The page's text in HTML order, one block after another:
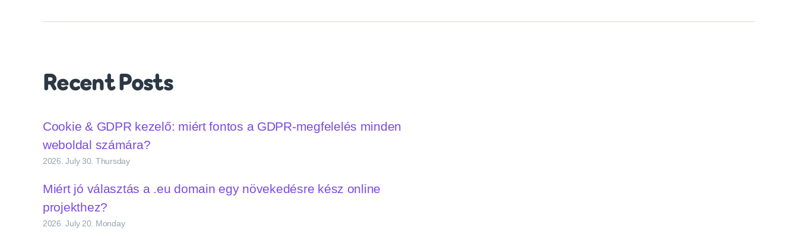
Recent Posts
Cookie & GDPR kezelő: miért fontos a GDPR-megfelelés minden
weboldal számára?
2026. July 30. Thursday
Miért jó választás a .eu domain egy növekedésre kész online
projekthez?
2026. July 20. Monday